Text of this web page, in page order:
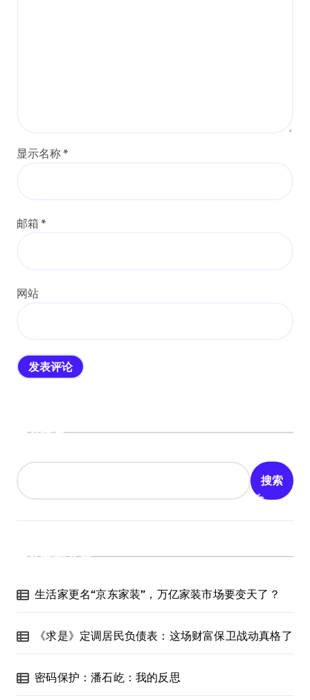
显示名称 *
邮箱 *
网站
搜索
搜索
最新文章
生活家更名“京东家装”，万亿家装市场要变天了？
《求是》定调居民负债表：这场财富保卫战动真格了
密码保护：潘石屹：我的反思